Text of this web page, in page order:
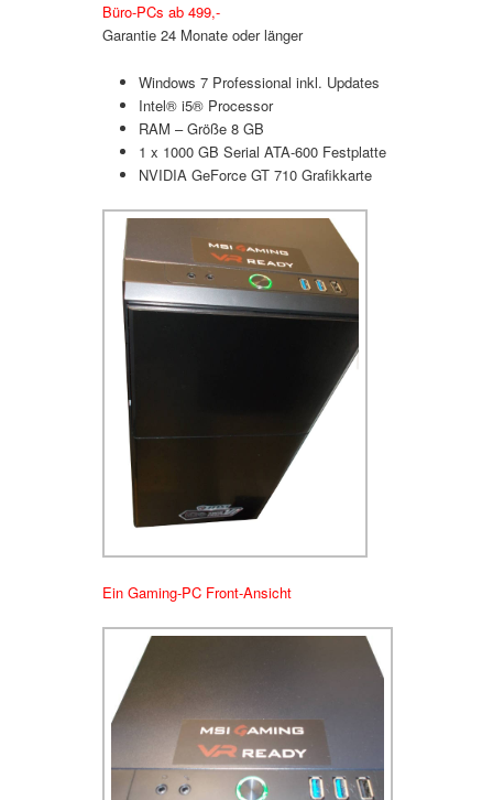
Büro-PCs ab 499,-
Garantie 24 Monate oder länger
Windows 7 Professional inkl. Updates
Intel® i5® Processor
RAM – Größe 8 GB
1 x 1000 GB Serial ATA-600 Festplatte
NVIDIA GeForce GT 710 Grafikkarte
Ein Gaming-PC Front-Ansicht